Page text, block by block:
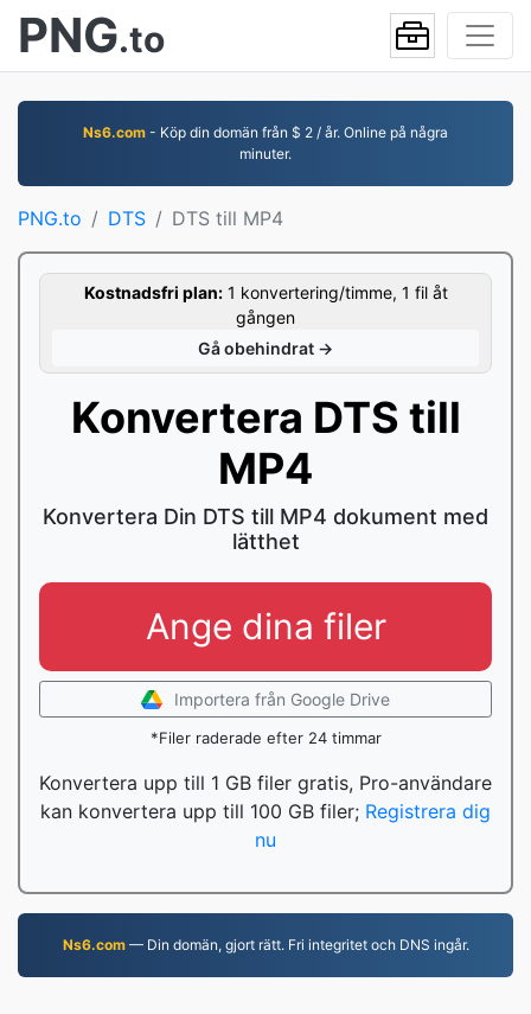
PNG.to
Ns6.com - Köp din domän från $ 2 / år. Online på några
minuter.
PNG.to DTS DTS till MP4
Kostnadsfri plan:1 konvertering/timme, 1 fil åt
gången
Gå obehindrat →
Konvertera DTS till
MP4
Konvertera Din DTS till MP4 dokument med
lätthet
Ange dina filer
Importera från Google Drive
*Filer raderade efter 24 timmar
Konvertera upp till 1 GB filer gratis, Pro-användare
kan konvertera upp till 100 GB filer; Registrera dig
nu
Ns6.com— Din domän, gjort rätt. Fri integritet och DNS ingår.